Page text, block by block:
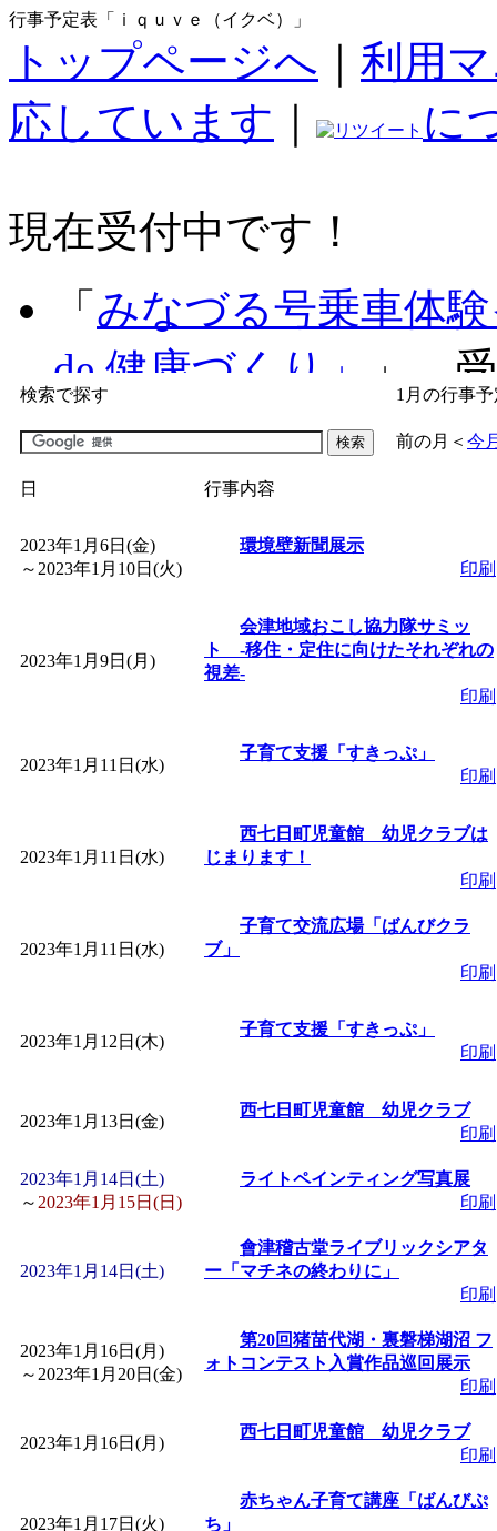
行事予定表「ｉｑｕｖｅ（イクベ）」
トップページへ
利用
応しています
に
現在受付中です！
「 みなづる号乗車体
de 健康づくり」
」 受
「子育て交流広場「
間：2026/07/09～
「皆鶴姫のこびる塾
」 受付期間：～
「子育て講座「ばん
「 子育て交流広場「
間：2026/07/13～2026/
子育て交流広場「
間：2026/08/10～2026/
「赤ちゃん子育て講
付期間：2026/08/10～
赤ちゃん子育て講
付期間：2026/08/10～
「まだまだ暑い！コ
レクリエーション
ットせよ！」 受付期
「皆鶴姫のこびる塾
～」 受付期間：～
検索で探す 1月の行事
前の月 ＜ 今
日 行事内容
2023年1月6日(金)
～ 2023年1月10日(火)
環境壁新聞展示
印刷
2023年1月9日(月)
会津地域おこし協力隊サミッ
ト ‐移住・定住に向けたそれぞれの
視差‐
印刷
2023年1月11日(水)
子育て支援「すきっぷ」
印刷
2023年1月11日(水)
西七日町児童館 幼児クラブは
じまります！
印刷
2023年1月11日(水)
子育て交流広場「ばんびクラ
ブ」
印刷
2023年1月12日(木)
子育て支援「すきっぷ」
印刷
2023年1月13日(金)
西七日町児童館 幼児クラブ
印刷
2023年1月14日(土)
～ 2023年1月15日(日)
ライトペインティング写真展
印刷
2023年1月14日(土)
會津稽古堂ライブリックシアタ
ー「マチネの終わりに」
印刷
2023年1月16日(月)
～ 2023年1月20日(金)
第20回猪苗代湖・裏磐梯湖沼 フ
ォトコンテスト入賞作品巡回展示
印刷
2023年1月16日(月)
西七日町児童館 幼児クラブ
印刷
2023年1月17日(火)
赤ちゃん子育て講座「ばんびぷ
ち」